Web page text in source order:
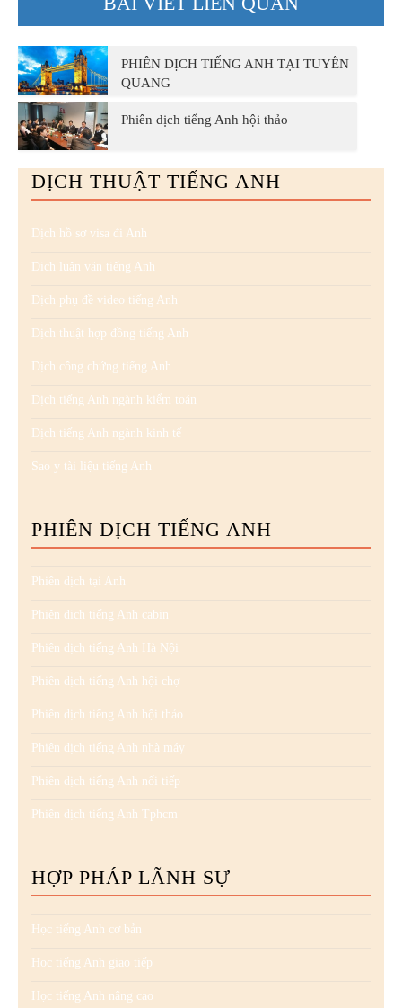
PHIÊN DỊCH TIẾNG ANH TẠI TUYÊN
QUANG
Phiên dịch tiếng Anh hội thảo
DỊCH THUẬT TIẾNG ANH
Dịch hồ sơ visa đi Anh
Dịch luận văn tiếng Anh
Dịch phụ đề video tiếng Anh
Dịch thuật hợp đồng tiếng Anh
Dịch công chứng tiếng Anh
Dịch tiếng Anh ngành kiểm toán
Dịch tiếng Anh ngành kinh tế
Sao y tài liệu tiếng Anh
PHIÊN DỊCH TIẾNG ANH
Phiên dịch tại Anh
Phiên dịch tiếng Anh cabin
Phiên dịch tiếng Anh Hà Nội
Phiên dịch tiếng Anh hội chợ
Phiên dịch tiếng Anh hội thảo
Phiên dịch tiếng Anh nhà máy
Phiên dịch tiếng Anh nối tiếp
Phiên dịch tiếng Anh Tphcm
HỢP PHÁP LÃNH SỰ
Học tiếng Anh cơ bản
Học tiếng Anh giao tiếp
Học tiếng Anh nâng cao